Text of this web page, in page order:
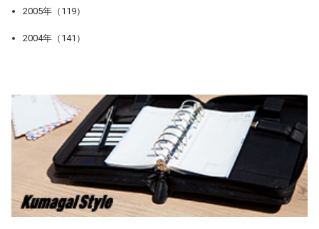
2005年（119）
2004年（141）